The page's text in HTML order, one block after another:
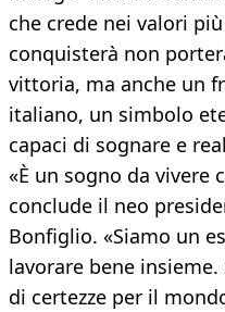
che crede nei valori
conquisterà non
vittoria, ma anche un
italiano, un simbolo
capaci di sognare e
«È un sogno da vivere
conclude il neo
Bonfiglio. «Siamo un
lavorare bene
di certezze per il